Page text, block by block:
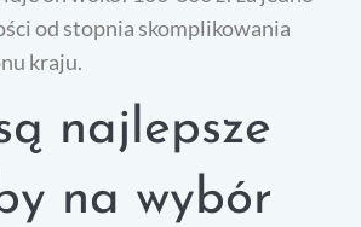
od stopnia skomplikowania
kraju.
najlepsze
na wybór